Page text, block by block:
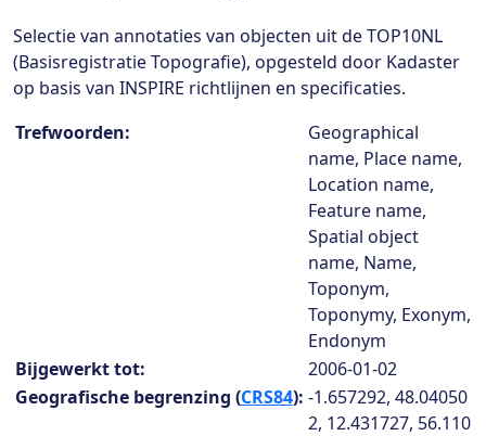
Selectie van annotaties van objecten uit de TOP10NL
(Basisregistratie Topografie), opgesteld door Kadaster
op basis van INSPIRE richtlijnen en specificaties.
Collection details
Trefwoorden:
Geographical
name, Place name,
Location name,
Feature name,
Spatial object
name, Name,
Toponym,
Toponymy, Exonym,
Endonym
Bijgewerkt tot:
2006-01-02
Geografische begrenzing (CRS84): -1.657292, 48.04050
2, 12.431727, 56.110